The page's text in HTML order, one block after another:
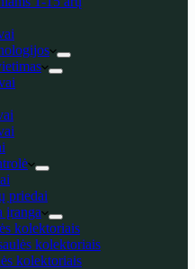
priedai
įranga
kolektoriais
kolektoriais
kolektoriais